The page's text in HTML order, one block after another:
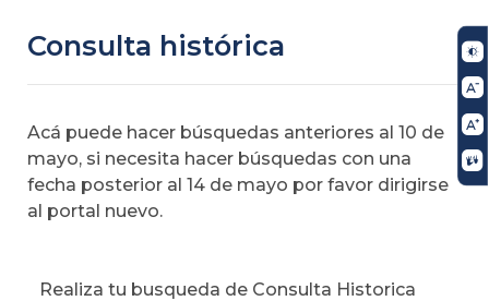
Consulta histórica
Acá puede hacer búsquedas anteriores al 10 de
mayo, si necesita hacer búsquedas con una
fecha posterior al 14 de mayo por favor dirigirse
al portal nuevo.
Realiza tu busqueda de Consulta Historica